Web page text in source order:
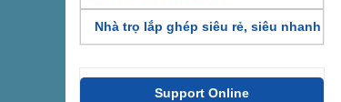
Nhà trọ lắp ghép siêu rẻ, siêu nhanh
Support Online